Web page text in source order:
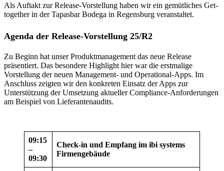
Als Auftakt zur Release-Vorstellung haben wir ein gemütliches Get-
together in der Tapasbar Bodega in Regensburg veranstaltet.
Agenda der Release-Vorstellung 25/R2
Zu Beginn hat unser Produktmanagement das neue Release
präsentiert. Das besondere Highlight hier war die erstmalige
Vorstellung der neuen Management- und Operational-Apps. Im
Anschluss zeigten wir den konkreten Einsatz der Apps zur
Unterstützung der Umsetzung aktueller Compliance-Anforderungen
am Beispiel von Lieferantenaudits.
09:15
–
09:30
Check-in und Empfang im ibi systems
Firmengebäude